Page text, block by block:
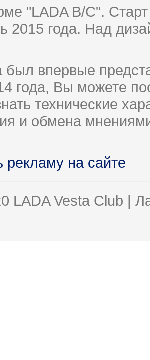
"LADA B/C".
2015 года. Над
был впервые
года, Вы можете
технические
и обмена
рекламу на сайте
LADA Vesta Club |